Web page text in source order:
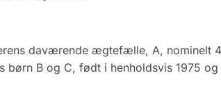
daværende ægtefælle, A, nominelt
B og C, født i henholdsvis 1975 og